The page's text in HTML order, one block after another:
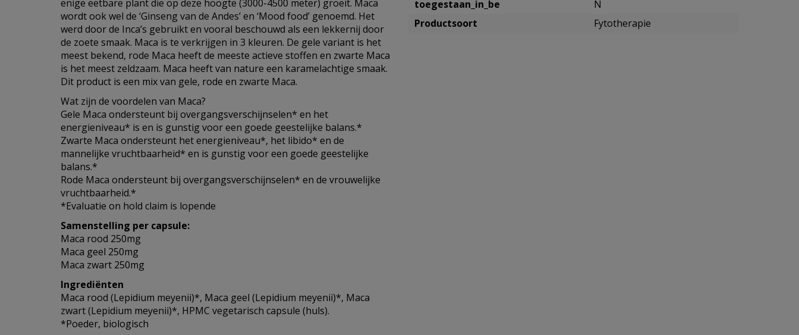
enige eetbare plant die op deze hoogte (3000-4500 meter) groeit. Maca
wordt ook wel de ‘Ginseng van de Andes’ en ‘Mood food’ genoemd. Het
werd door de Inca’s gebruikt en vooral beschouwd als een lekkernij door
de zoete smaak. Maca is te verkrijgen in 3 kleuren. De gele variant is het
meest bekend, rode Maca heeft de meeste actieve stoffen en zwarte Maca
is het meest zeldzaam. Maca heeft van nature een karamelachtige smaak.
Dit product is een mix van gele, rode en zwarte Maca.
Wat zijn de voordelen van Maca?
Gele Maca ondersteunt bij overgangsverschijnselen* en het
energieniveau* is en is gunstig voor een goede geestelijke balans.*
Zwarte Maca ondersteunt het energieniveau*, het libido* en de
mannelijke vruchtbaarheid* en is gunstig voor een goede geestelijke
balans.*
Rode Maca ondersteunt bij overgangsverschijnselen* en de vrouwelijke
vruchtbaarheid.*
*Evaluatie on hold claim is lopende
Samenstelling per capsule:
Maca rood 250mg
Maca geel 250mg
Maca zwart 250mg
Ingrediënten
Maca rood (Lepidium meyenii)*, Maca geel (Lepidium meyenii)*, Maca
zwart (Lepidium meyenii)*, HPMC vegetarisch capsule (huls).
*Poeder, biologisch
toegestaan_in_be
N
Productsoort
Fytotherapie